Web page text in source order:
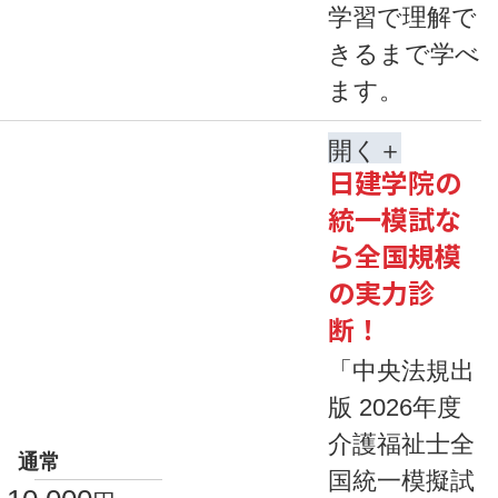
学習で理解で
きるまで学べ
ます。
通常
日建学院の
統一模試な
ら全国規模
の実力診
断！
「中央法規出
版 2026年度
介護福祉士全
国統一模擬試